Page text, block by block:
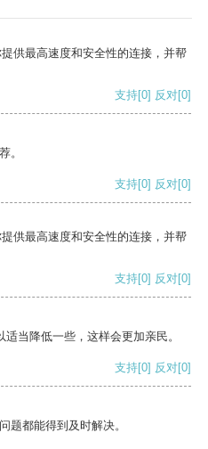
供最高速度和安全性的连接，并帮
支持[0] 反对[0]
。
支持[0] 反对[0]
供最高速度和安全性的连接，并帮
支持[0] 反对[0]
当降低一些，这样会更加亲民。
支持[0] 反对[0]
题都能得到及时解决。